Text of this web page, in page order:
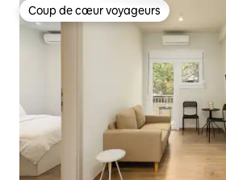
Coup de cœur voyageurs
Coup de cœur voyageurs